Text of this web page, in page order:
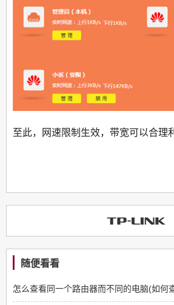
至此，网速限制生效，带宽可以合理
随便看看